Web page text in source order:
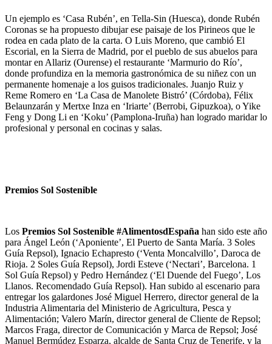
Un ejemplo es ‘Casa Rubén’, en Tella-Sin (Huesca), donde Rubén
Coronas se ha propuesto dibujar ese paisaje de los Pirineos que le
rodea en cada plato de la carta. O Luis Moreno, que cambió El
Escorial, en la Sierra de Madrid, por el pueblo de sus abuelos para
montar en Allariz (Ourense) el restaurante ‘Marmurio do Río’,
donde profundiza en la memoria gastronómica de su niñez con un
permanente homenaje a los guisos tradicionales. Juanjo Ruiz y
Reme Romero en ‘La Casa de Manolete Bistró’ (Córdoba), Félix
Belaunzarán y Mertxe Inza en ‘Iriarte’ (Berrobi, Gipuzkoa), o Yike
Feng y Dong Li en ‘Koku’ (Pamplona-Iruña) han logrado maridar lo
profesional y personal en cocinas y salas.
Premios Sol Sostenible
Los Premios Sol Sostenible #AlimentosdEspaña han sido este año
para Ángel León (‘Aponiente’, El Puerto de Santa María. 3 Soles
Guía Repsol), Ignacio Echapresto (‘Venta Moncalvillo’, Daroca de
Rioja. 2 Soles Guía Repsol), Jordi Esteve (‘Nectari’, Barcelona. 1
Sol Guía Repsol) y Pedro Hernández (‘El Duende del Fuego’, Los
Llanos. Recomendado Guía Repsol). Han subido al escenario para
entregar los galardones José Miguel Herrero, director general de la
Industria Alimentaria del Ministerio de Agricultura, Pesca y
Alimentación; Valero Marín, director general de Cliente de Repsol;
Marcos Fraga, director de Comunicación y Marca de Repsol; José
Manuel Bermúdez Esparza, alcalde de Santa Cruz de Tenerife, y la